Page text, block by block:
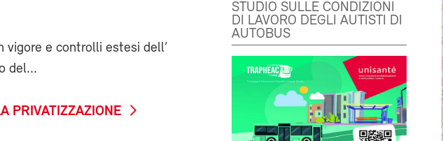
e controlli estesi dell’
del...
PRIVATIZZAZIONE
STUDIO SULLE CONDIZIONI
DI LAVORO DEGLI AUTISTI DI
AUTOBUS